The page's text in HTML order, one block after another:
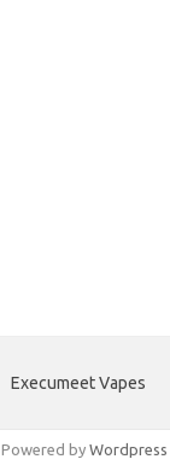
Execumeet Vapes
by Wordpress